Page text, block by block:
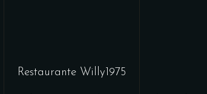
Restaurante Willy1975